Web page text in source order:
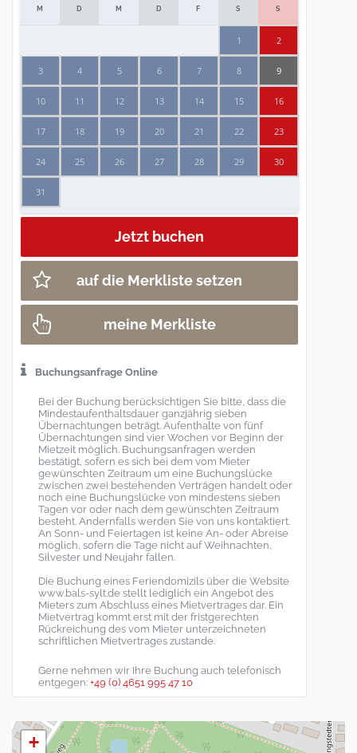
M D M D F S S
1 2
3 4 5 6 7 8 9
10 11 12 13 14 15 16
17 18 19 20 21 22 23
24 25 26 27 28 29 30
31
auf die Merkliste setzen
meine Merkliste
Buchungsanfrage Online
Bei der Buchung berücksichtigen Sie bitte, dass die
Mindestaufenthaltsdauer ganzjährig sieben
Übernachtungen beträgt. Aufenthalte von fünf
Übernachtungen sind vier Wochen vor Beginn der
Mietzeit möglich. Buchungsanfragen werden
bestätigt, sofern es sich bei dem vom Mieter
gewünschten Zeitraum um eine Buchungslücke
zwischen zwei bestehenden Verträgen handelt oder
noch eine Buchungslücke von mindestens sieben
Tagen vor oder nach dem gewünschten Zeitraum
besteht. Andernfalls werden Sie von uns kontaktiert.
An Sonn- und Feiertagen ist keine An- oder Abreise
möglich, sofern die Tage nicht auf Weihnachten,
Silvester und Neujahr fallen.
Die Buchung eines Feriendomizils über die Website
www.bals-sylt.de stellt lediglich ein Angebot des
Mieters zum Abschluss eines Mietvertrages dar. Ein
Mietvertrag kommt erst mit der fristgerechten
Rückreichung des vom Mieter unterzeichneten
schriftlichen Mietvertrages zustande.
Gerne nehmen wir Ihre Buchung auch telefonisch
entgegen: +49 (0) 4651 995 47 10
+